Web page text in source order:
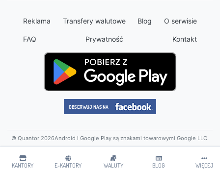
KANTORY E-KANTORY WALUTY BLOG WIĘCEJ
Reklama Transfery walutowe Blog O serwisie
FAQ Prywatność Kontakt
© Quantor 2026Android i Google Play są znakami towarowymi Google LLC.